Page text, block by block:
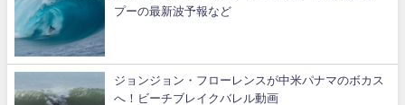
プーの最新波予報など
ジョンジョン・フローレンスが中米パナマのボカス
へ！ビーチブレイクバレル動画